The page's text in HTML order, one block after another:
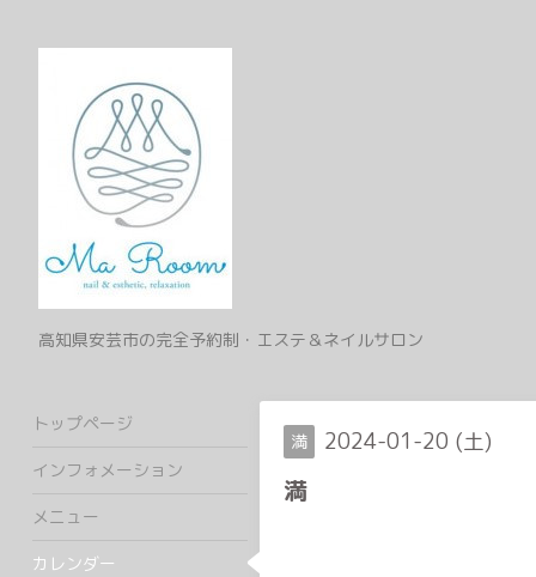
高知県安芸市の完全予約制・エステ＆ネイルサロン
満 2024-01-20 (土)
満
トップページ
インフォメーション
メニュー
カレンダー